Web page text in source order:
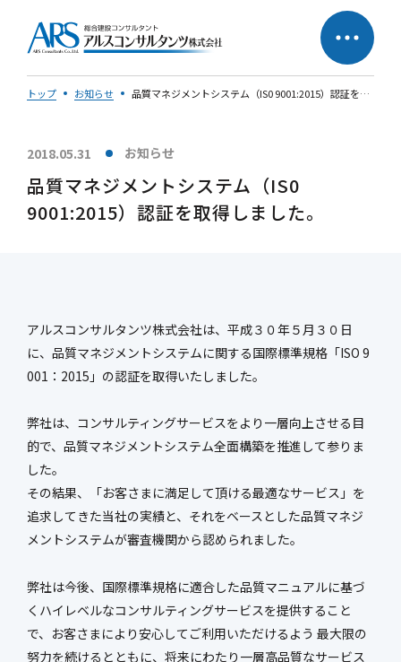
取り組み
社長メッセージ
会社概要
営業所一覧
新社屋特設ページ
社会基盤整備事業
まちづくり・
官民連携事業
環境調査事業
ハイウェイ事業
トップ お知らせ 品質マネジメントシステム（IS0 9001:2015）認証を取得しました。
2018.05.31 お知らせ
品質マネジメントシステム（IS0
9001:2015）認証を取得しました。
アルスコンサルタンツ株式会社は、平成３０年５月３０日
に、品質マネジメントシステムに関する国際標準規格「ISO 9
001：2015」の認証を取得いたしました。
弊社は、コンサルティングサービスをより一層向上させる目
的で、品質マネジメントシステム全面構築を推進して参りま
した。
その結果、「お客さまに満足して頂ける最適なサービス」を
追求してきた当社の実績と、それをベースとした品質マネジ
メントシステムが審査機関から認められました。
弊社は今後、国際標準規格に適合した品質マニュアルに基づ
くハイレベルなコンサルティングサービスを提供すること
で、お客さまにより安心してご利用いただけるよう 最大限の
努力を続けるとともに、将来にわたり一層高品質なサービス